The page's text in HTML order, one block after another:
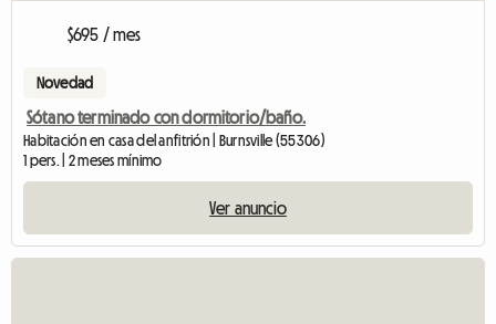
$695 / mes
Novedad
Sótano terminado con dormitorio/baño.
Habitación en casa del anfitrión | Burnsville (55306)
1 pers. | 2 meses mínimo
Ver anuncio